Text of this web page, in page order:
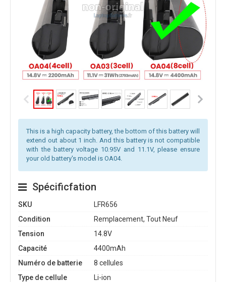
This is a high capacity battery, the bottom of this battery will
extend out about 1 inch. And this battery is not compatible
with the battery voltage 10.95V and 11.1V, please ensure
your old battery's model is OA04.
Spécificfation
SKU
LFR656
Condition
Remplacement, Tout Neuf
Tension
14.8V
Capacité
4400mAh
Numéro de batterie
8 cellules
Type de cellule
Li-ion